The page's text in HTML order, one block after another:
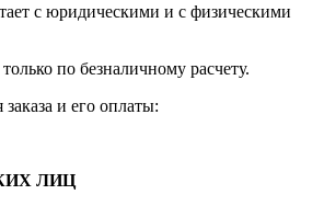
с юридическими и с физическими
по безналичному расчету.
и его оплаты:
ЛИЦ